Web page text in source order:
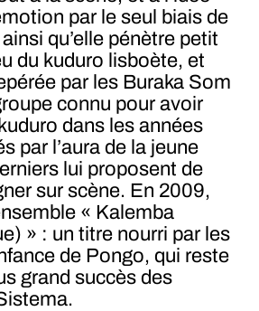
par le seul biais de
qu’elle pénètre petit
du kuduro lisboète, et
par les Buraka Som
connu pour avoir
dans les années
par l’aura de la jeune
lui proposent de
sur scène. En 2009,
« Kalemba
» : un titre nourri par les
de Pongo, qui reste
grand succès des